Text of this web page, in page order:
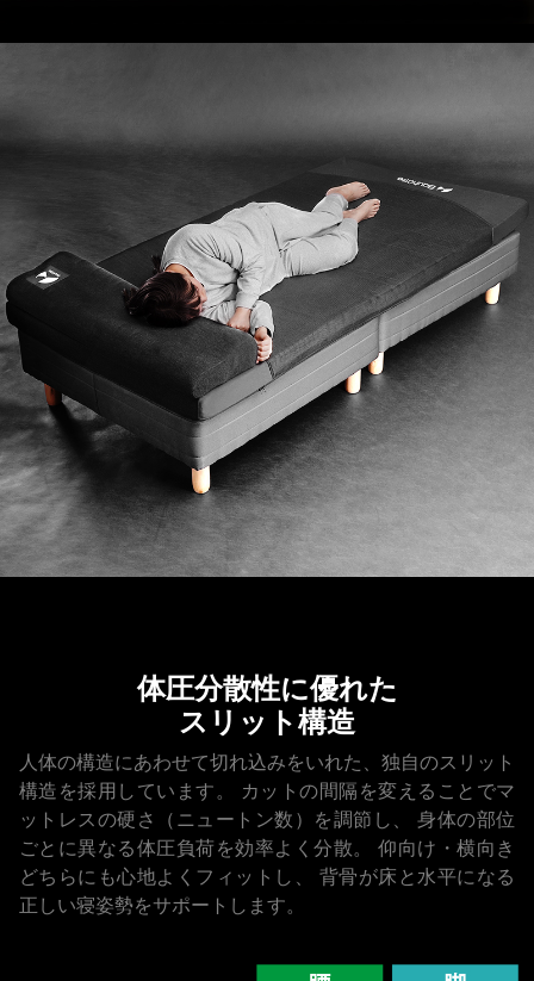
体圧分散性に優れた
スリット構造
人体の構造にあわせて切れ込みをいれた、独自のスリット
構造を採用しています。
カットの間隔を変えることでマ
ットレスの硬さ（ニュートン数）を調節し、
身体の部位
ごとに異なる体圧負荷を効率よく分散。
仰向け・横向き
どちらにも心地よくフィットし、
背骨が床と水平になる
正しい寝姿勢をサポートします。